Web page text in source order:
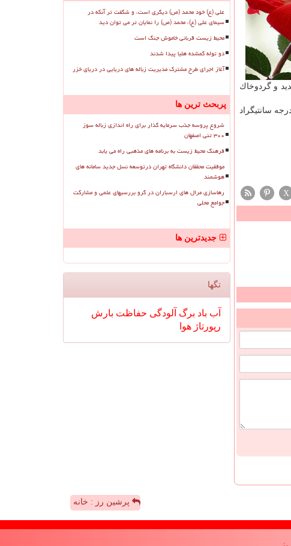
و گردوخاك
از امروز تا چهارشنبه صاف، گاهی همراه با وزش باد پیشبینی شده و بیشترین دمای هوای پایتخت طی این مدت به ۳۶ درجه سانتیگراد
X
علی (ع) خود محمد (ص) دیگری است، و شگفت تر آنکه در
سیمای علی (ع)، محمد (ص) را نمایان تر می توان دید
محیط زیست قربانی خاموش جنگ است
دو توله گمشده هلیا پیدا شدند
آغاز اجرای طرح مشترک مدیریت زباله های دریایی در دریای خزر
پربحث ترین ها
شروع پروسه جذب سرمایه گذار برای راه اندازی زباله سوز
۳۰۰ تنی اصفهان
فرهنگ محیط زیست به برنامه های مذهبی راه می یابد
موفقیت محققان دانشگاه تهران درتوسعه نسل جدید سامانه های
هوشمند
رهاسازی مرال های ارسباران در گرو بررسیهای علمی و مشارکت
جوامع محلی
جدیدترین ها
تگها
آب باد برگ آلودگی حفاظت بارش
رپورتاژ هوا
پرشین رز : خانه